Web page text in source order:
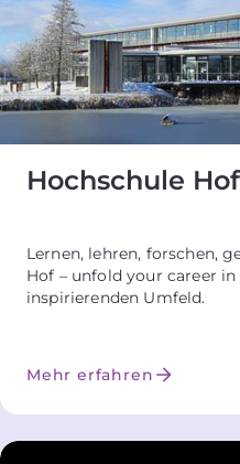
Hochschule Hof
Lernen, lehren, forschen,
Hof – unfold your career
inspirierenden Umfeld.
Mehr erfahren